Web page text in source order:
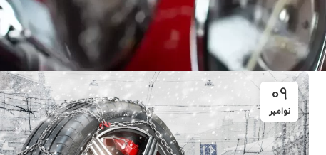
09
نوامبر